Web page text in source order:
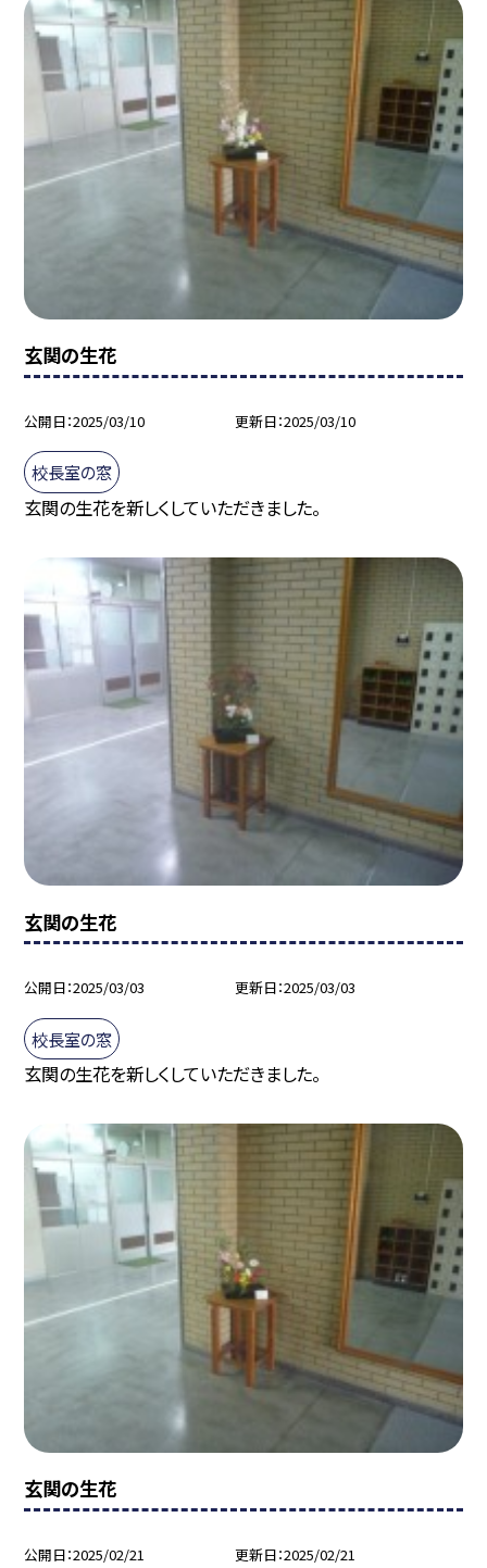
玄関の生花
公開日 2025/03/10 更新日 2025/03/10
校長室の窓
玄関の生花を新しくしていただきました。
玄関の生花
公開日 2025/03/03 更新日 2025/03/03
校長室の窓
玄関の生花を新しくしていただきました。
玄関の生花
公開日 2025/02/21 更新日 2025/02/21